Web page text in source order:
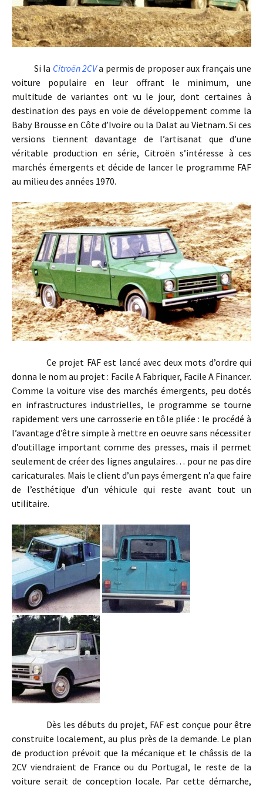
Si la Citroën 2CVa permis de proposer aux français une
voiture populaire en leur offrant le minimum, une
multitude de variantes ont vu le jour, dont certaines à
destination des pays en voie de développement comme la
Baby Brousse en Côte d’Ivoire ou la Dalat au Vietnam. Si ces
versions tiennent davantage de l’artisanat que d’une
véritable production en série, Citroën s’intéresse à ces
marchés émergents et décide de lancer le programme FAF
au milieu des années 1970.
Ce projet FAF est lancé avec deux mots d’ordre qui
donna le nom au projet : Facile A Fabriquer, Facile A Financer.
Comme la voiture vise des marchés émergents, peu dotés
en infrastructures industrielles, le programme se tourne
rapidement vers une carrosserie en tôle pliée : le procédé à
l’avantage d’être simple à mettre en oeuvre sans nécessiter
d’outillage important comme des presses, mais il permet
seulement de créer des lignes angulaires… pour ne pas dire
caricaturales. Mais le client d’un pays émergent n’a que faire
de l’esthétique d’un véhicule qui reste avant tout un
utilitaire.
Dès les débuts du projet, FAF est conçue pour être
construite localement, au plus près de la demande. Le plan
de production prévoit que la mécanique et le châssis de la
2CV viendraient de France ou du Portugal, le reste de la
voiture serait de conception locale. Par cette démarche,